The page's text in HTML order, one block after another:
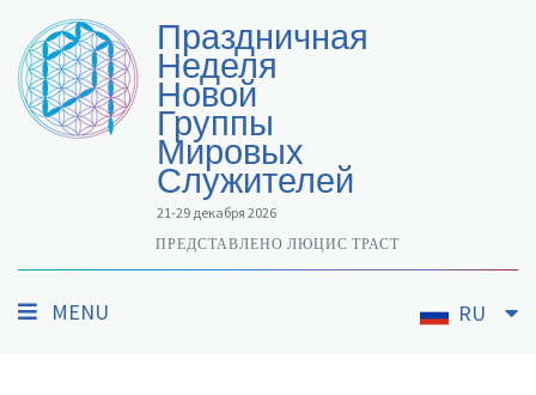
Праздничная
Неделя
Новой
Группы
Мировых
Служителей
21-29 декабря 2026
ПРЕДСТАВЛЕНО ЛЮЦИС ТРАСТ
MENU RU